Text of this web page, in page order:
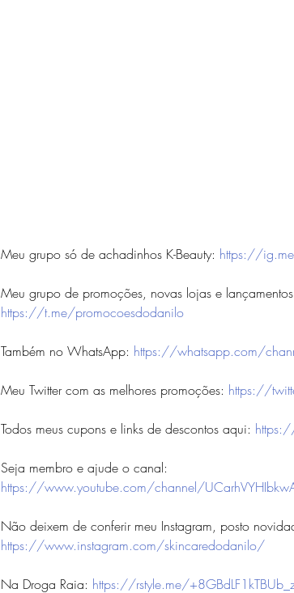
Meu grupo só de achadinhos K-Beauty: https://
Meu grupo de promoções, novas lojas e
https://t.me/promocoesdodanilo
Também no WhatsApp: https://whatsapp.com/
Meu Twitter com as melhores promoções: https://
Todos meus cupons e links de descontos aqui:
Seja membro e ajude o canal:
https://www.youtube.com/channel/
Não deixem de conferir meu Instagram, posto
https://www.instagram.com/skincaredodanilo/
Na Droga Raia: https://rstyle.me/